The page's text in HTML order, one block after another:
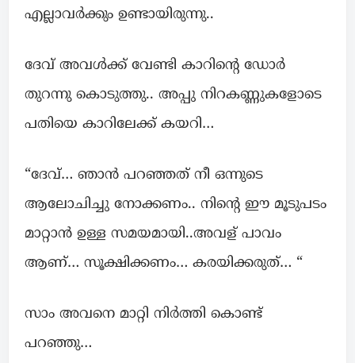
എല്ലാവർക്കും ഉണ്ടായിരുന്നു..
ദേവ് അവള്‍ക്ക് വേണ്ടി കാറിന്റെ ഡോര്‍
തുറന്നു കൊടുത്തു.. അപ്പു നിറകണ്ണുകളോടെ
പതിയെ കാറിലേക്ക് കയറി…
“ദേവ്… ഞാൻ പറഞ്ഞത് നീ ഒന്നുടെ
ആലോചിച്ചു നോക്കണം.. നിന്റെ ഈ മൂടുപടം
മാറ്റാൻ ഉള്ള സമയമായി..അവള് പാവം
ആണ്… സൂക്ഷിക്കണം… കരയിക്കരുത്… “
സാം അവനെ മാറ്റി നിർത്തി കൊണ്ട്
പറഞ്ഞു…